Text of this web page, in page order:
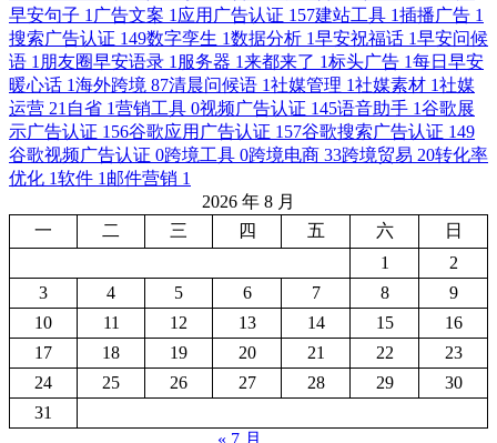
早安句子 1 广告文案 1 应用广告认证 157建站工具 1插播广告 1
搜索广告认证 149数字孪生 1数据分析 1早安祝福话 1早安问候
语 1 朋友圈早安语录 1 服务器 1来都来了 1标头广告 1每日早安
暖心话 1海外跨境 87清晨问候语 1社媒管理 1社媒素材 1社媒
运营 21 自省 1营销工具 0视频广告认证 145语音助手 1谷歌展
示广告认证 156谷歌应用广告认证 157谷歌搜索广告认证 149
谷歌视频广告认证 0跨境工具 0跨境电商 33跨境贸易 20转化率
优化 1软件 1 邮件营销 1
2026 年 8 月
一
二 三 四 五 六
日
1
2
3
4 5 6 7 8
9
10
11 12 13 14 15
16
17
18 19 20 21 22
23
24
25 26 27 28 29
30
31
« 7 月